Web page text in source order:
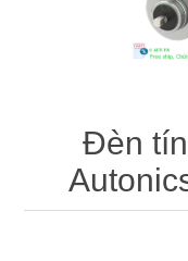
Phụ Kiện Siemens
Đèn